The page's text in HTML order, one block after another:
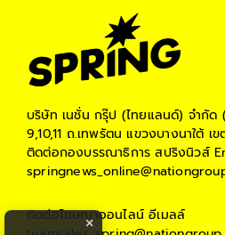
บริษัท เนชั่น กรุ๊ป (ไทยแลนด์) จำกัด
9,10,11 ถ.เทพรัตน แขวงบางนาใต้ เ
ติดต่อกองบรรณาธิการ สปริงนิวส์
ติดต่อโฆษณาออนไลน์ อีเมลล์
×